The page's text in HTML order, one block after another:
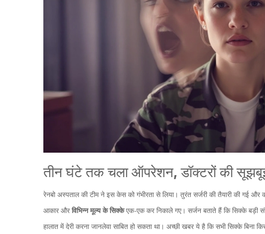
तीन घंटे तक चला ऑपरेशन, डॉक्टरों की
रेनबो अस्पताल की टीम ने इस केस को गंभीरता से लिया। तुरंत सर्जरी की तैयारी की
आकार और विभिन्न मूल्य के सिक्केएक-एक कर निकाले गए। सर्जन बताते हैं कि सिक्के बड़ी
हालात में देरी करना जानलेवा साबित हो सकता था। अच्छी खबर ये है कि सभी सिक्के बिना